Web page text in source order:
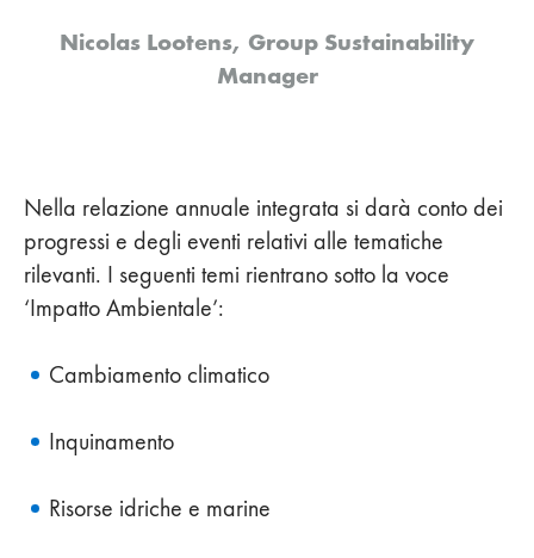
Nicolas Lootens, Group Sustainability
Manager
Nella relazione annuale integrata si darà conto dei
progressi e degli eventi relativi alle tematiche
rilevanti. I seguenti temi rientrano sotto la voce
‘Impatto Ambientale’:
Cambiamento climatico
Inquinamento
Risorse idriche e marine